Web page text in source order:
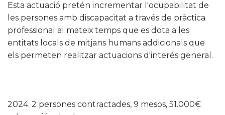
Esta actuació pretén incrementar l'ocupabilitat de
les persones amb discapacitat a través de pràctica
professional al mateix temps que es dota a les
entitats locals de mitjans humans addicionals que
els permeten realitzar actuacions d'interés general.
2024. 2 persones contractades, 9 mesos, 51.000€